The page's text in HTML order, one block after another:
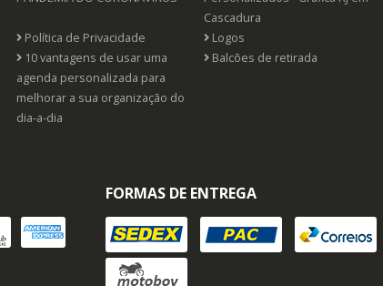
Cascadura
Política de Privacidade
Logos
10 vantagens de usar uma
agenda personalizada para
melhorar a sua organização do
dia-a-dia
Balcões de retirada
FORMAS DE ENTREGA